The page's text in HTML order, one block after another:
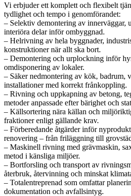
Vi erbjuder ett komplett och flexibelt
tydlighet och tempo i genomförandet:
– Selektiv demontering av innerväggar,
interiöra delar inför ombyggnad.
– Helrivning av hela byggnader,
konstruktioner när allt ska bort.
– Demontering och urplockning inför
omdisponering av lokaler.
– Säker nedmontering av kök, badrum,
installationer med korrekt frånkoppling.
– Rivning och uppkapning av betong,
metoder anpassade efter bärighet och
– Källsortering nära källan och
fraktioner enligt gällande krav.
– Förberedande åtgärder inför
renovering – från friläggning till
– Maskinell rivning med grävmaskin,
metod i känsliga miljöer.
– Bortforsling och transport av
återbruk, återvinning och minskat
– Totalentreprenad som omfattar
dokumentation och avfallsintyg.